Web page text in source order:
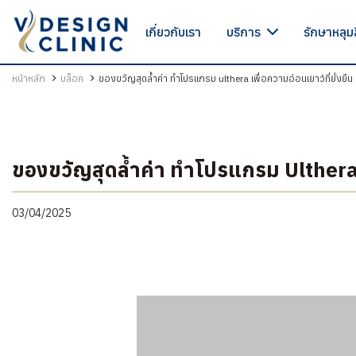
เกี่ยวกับเรา
โปรแกรมรักษาหลุมสิว
รักษาผมร่วง ผมบาง
เกี่ยวกับเรา บริการ รักษาหลุ
หน้าหลัก บล็อค ของขวัญสุดล้ำค่า ทำโปรแกรม ulthera เพื่อความอ่อนเยาว์ที่ยั่งยืน
ของขวัญสุดล้ำค่า ทำโปรแกรม
03/04/2025